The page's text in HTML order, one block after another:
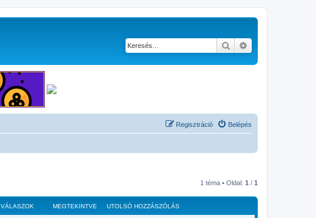
Keresés
Belépés
Regisztráció
1 téma • Oldal: 1 / 1
VÁLASZOK MEGTEKINTVE UTOLSÓ HOZZÁSZÓLÁS